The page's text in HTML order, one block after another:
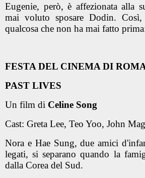
Eugenie, però, è affezionata alla
mai voluto sposare Dodin.
qualcosa che non ha mai fatto
FESTA DEL CINEMA DI
PAST LIVES
Un film di Celine Song
Cast: Greta Lee, Teo Yoo, John
Nora e Hae Sung, due amici
legati, si separano quando la
dalla Corea del Sud.